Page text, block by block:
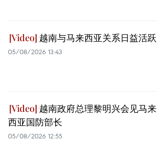
越南与马来西亚关系日益活跃
05/08/2026 13:43
越南政府总理黎明兴会见马来
西亚国防部长
05/08/2026 12:55